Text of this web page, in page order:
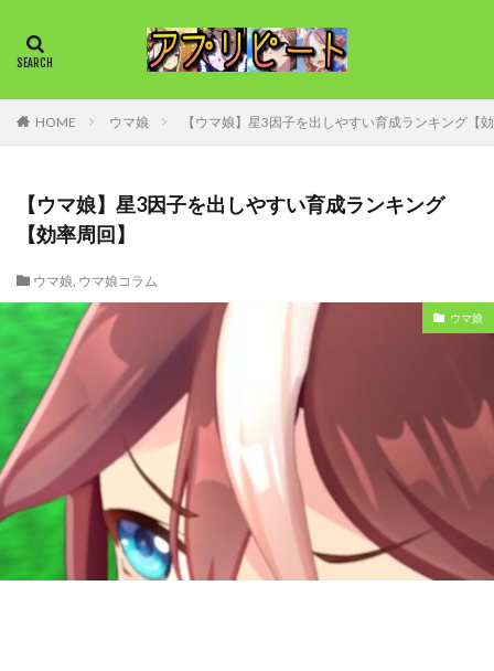
HOME ウマ娘 【ウマ娘】星3因子を出しやすい育成ランキング【
【ウマ娘】星3因子を出しやすい育成ランキング
【効率周回】
ウマ娘, ウマ娘コラム
ウマ娘